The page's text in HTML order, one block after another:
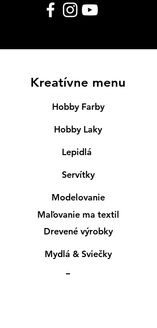
Kreatívne menu
Hobby Farby
Hobby Laky
Lepidlá
Servítky
Modelovanie
Maľovanie ma textil
Drevené výrobky
Mydlá & Sviečky
Formy